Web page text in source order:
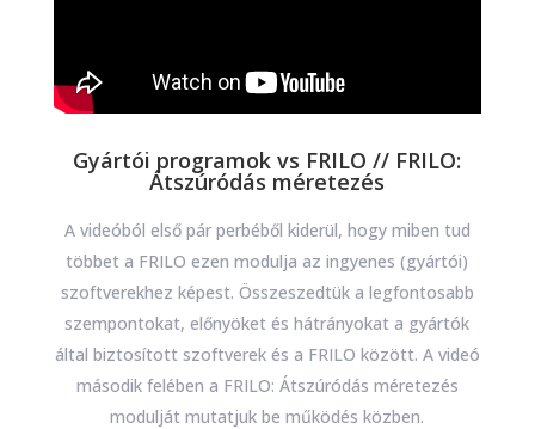
Gyártói programok vs FRILO // FRILO:
Átszúródás méretezés
A videóból első pár perbéből kiderül, hogy miben tud
többet a FRILO ezen modulja az ingyenes (gyártói)
szoftverekhez képest. Összeszedtük a legfontosabb
szempontokat, előnyöket és hátrányokat a gyártók
által biztosított szoftverek és a FRILO között. A videó
második felében a FRILO: Átszúródás méretezés
modulját mutatjuk be működés közben.